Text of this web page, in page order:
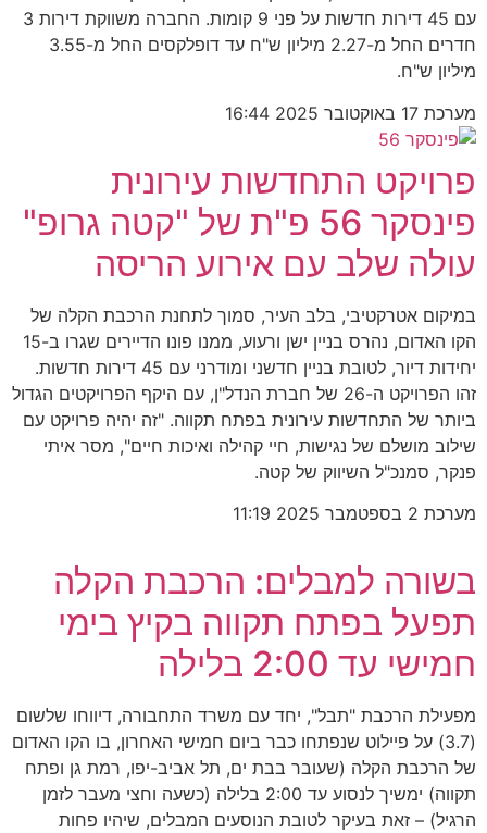
עם 45 דירות חדשות על פני 9 קומות. החברה משווקת דירות 3
חדרים החל מ-2.27 מיליון ש"ח עד דופלקסים החל מ-3.55
מיליון ש"ח.
מערכת 17 באוקטובר 2025 16:44
פרויקט התחדשות עירונית
פינסקר 56 פ"ת של "קטה גרופ"
עולה שלב עם אירוע הריסה
במיקום אטרקטיבי, בלב העיר, סמוך לתחנת הרכבת הקלה של
הקו האדום, נהרס בניין ישן ורעוע, ממנו פונו הדיירים שגרו ב-15
יחידות דיור, לטובת בניין חדשני ומודרני עם 45 דירות חדשות.
זהו הפרויקט ה-26 של חברת הנדל"ן, עם היקף הפרויקטים הגדול
ביותר של התחדשות עירונית בפתח תקווה. "זה יהיה פרויקט עם
שילוב מושלם של נגישות, חיי קהילה ואיכות חיים", מסר איתי
פנקר, סמנכ"ל השיווק של קטה.
מערכת 2 בספטמבר 2025 11:19
בשורה למבלים: הרכבת הקלה
תפעל בפתח תקווה בקיץ בימי
חמישי עד 2:00 בלילה
מפעילת הרכבת "תבל", יחד עם משרד התחבורה, דיווחו שלשום
(3.7) על פיילוט שנפתחו כבר ביום חמישי האחרון, בו הקו האדום
של הרכבת הקלה (שעובר בבת ים, תל אביב-יפו, רמת גן ופתח
תקווה) ימשיך לנסוע עד 2:00 בלילה (כשעה וחצי מעבר לזמן
הרגיל) – זאת בעיקר לטובת הנוסעים המבלים, שיהיו פחות